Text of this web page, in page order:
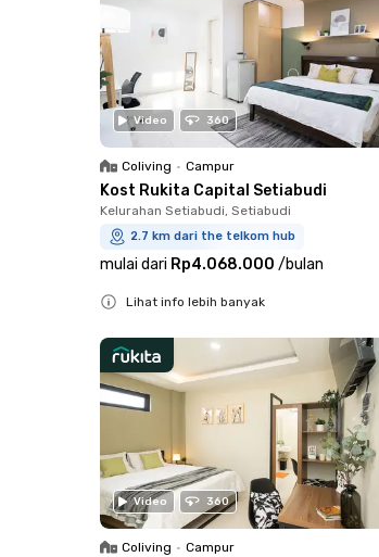
Video 360
Coliving • Campur
Kost Rukita Capital Setiabudi
Kelurahan Setiabudi, Setiabudi
2.7 km dari the telkom hub
mulai dari Rp4.068.000 /bulan
Lihat info lebih banyak
Video 360
Coliving • Campur